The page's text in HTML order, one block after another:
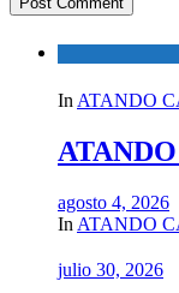
In ATANDO
agosto 4, 2026
In ATANDO
julio 30, 2026